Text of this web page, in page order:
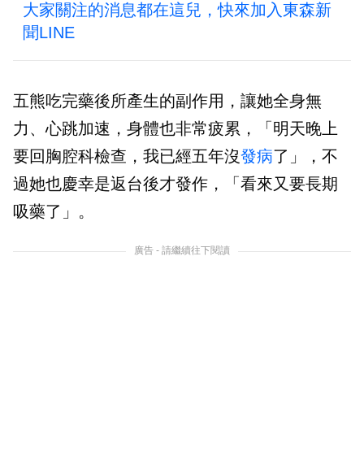
大家關注的消息都在這兒，快來加入東森新
聞LINE
五熊吃完藥後所產生的副作用，讓她全身無
力、心跳加速，身體也非常疲累，「明天晚上
要回胸腔科檢查，我已經五年沒發病了」，不
過她也慶幸是返台後才發作，「看來又要長期
吸藥了」。
廣告 - 請繼續往下閱讀